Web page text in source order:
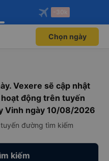
độc
Mở app
máy bay qua
Mở app
-30k
Chọn ngày
Vexere sẽ cập nhật
động trên tuyến
Vinh ngày 10/08/2026
đường tìm kiếm
kiếm